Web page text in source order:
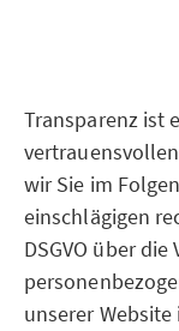
Transparenz ist
wir Sie im
einschlägigen
DSGVO über
unserer